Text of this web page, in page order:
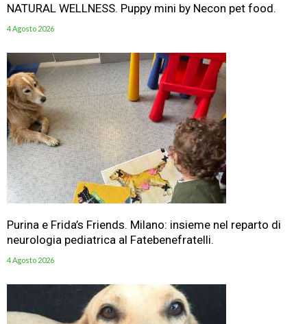
NATURAL WELLNESS. Puppy mini by Necon pet food.
4 Agosto 2026
Purina e Frida’s Friends. Milano: insieme nel reparto di
neurologia pediatrica al Fatebenefratelli.
4 Agosto 2026